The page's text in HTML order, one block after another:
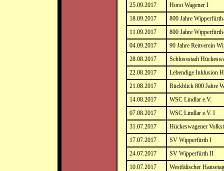
25.09.2017
Horst Wagener I
18.09.2017
800 Jahre
11.09.2017
800 Jahre
04.09.2017
90 Jahre Reitverein
28.08.2017
Schlossstadt
22.08.2017
Lebendige Inklusion
21.08.2017
Rückblick 800 Jahre
14.08.2017
WSC Lindlar e.V.
07.08.2017
WSC Lindlar e.V. I
31.07.2017
Hückeswagener
17.07.2017
SV Wipperfürth I
24.07.2017
SV Wipperfürth II
10.07.2017
Westfälischer